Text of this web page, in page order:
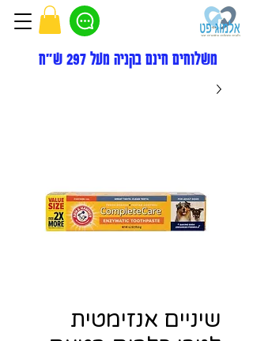
משלוחים חינם בקניה מעל 297 ש"ח
שיניים אנזימטית